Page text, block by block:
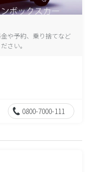
や予約、乗り捨てなど
さい。
0800-7000-111